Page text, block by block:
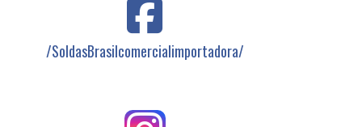
/SoldasBrasilcomercialimportadora/